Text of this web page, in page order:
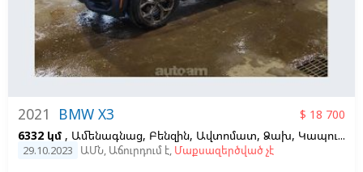
2021 BMW X3
$ 18 700
6332 կմ , Ամենագնաց, Բենզին, Ավտոմատ, Ձախ, Կապույտ
29.10.2023 ԱՄՆ, Աճուրդում է, Մաքսազերծված չէ